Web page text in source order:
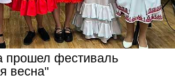
прошел фестиваль
весна"